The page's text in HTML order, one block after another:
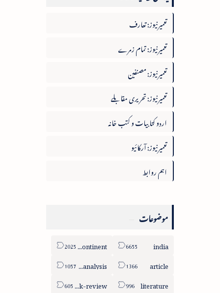
تعمیرنیوز: تعارف
تعمیرنیوز: تمام زمرے
تعمیرنیوز: مصنفین
تعمیرنیوز: تحریری مقابلے
اردو کتابیات و کتب خانہ
تعمیرنیوز: آرکائیو
اہم روابط
موضوعات
india
sub-continent
article
column-analysis
literature
book-review